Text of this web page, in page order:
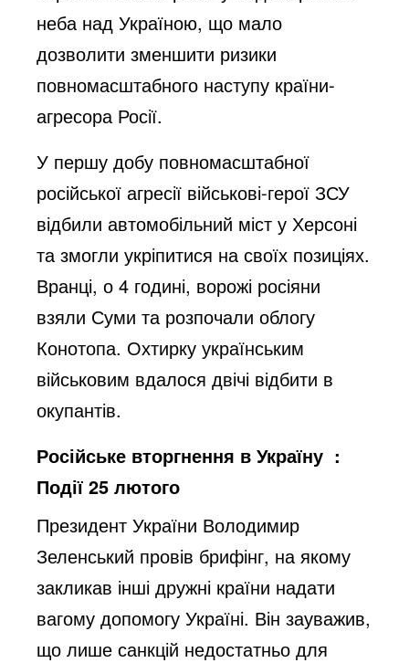
неба над Україною, що мало
дозволити зменшити ризики
повномасштабного наступу країни-
агресора Росії.
У першу добу повномасштабної
російської агресії військові-герої ЗСУ
відбили автомобільний міст у Херсоні
та змогли укріпитися на своїх позиціях.
Вранці, о 4 годині, ворожі росіяни
взяли Суми та розпочали облогу
Конотопа. Охтирку українським
військовим вдалося двічі відбити в
окупантів.
Російське вторгнення в Україну :
Події 25 лютого
Президент України Володимир
Зеленський провів брифінг, на якому
закликав інші дружні країни надати
вагому допомогу Україні. Він зауважив,
що лише санкцій недостатньо для